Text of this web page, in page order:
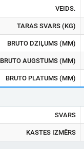
VEIDS.
TARAS SVARS (KG)
BRUTO DZIĻUMS (MM)
BRUTO AUGSTUMS (MM)
BRUTO PLATUMS (MM)
SVARS
KASTES IZMĒRS